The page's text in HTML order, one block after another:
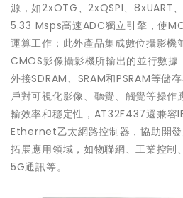
源，如2xOTG、2xQSPI、8xUART
5.33 Msps高速ADC獨立引擎，使
運算工作；此外產品集成數位攝影機
CMOS影像攝影機所輸出的並行數
外接SDRAM、SRAM和PSRAM等儲
戶對可視化影像、聽覺、觸覺等操作
輸效率和穩定性，AT32F437還兼
Ethernet乙太網路控制器，協助開發
拓展應用領域，如物聯網、工業控制
5G通訊等。